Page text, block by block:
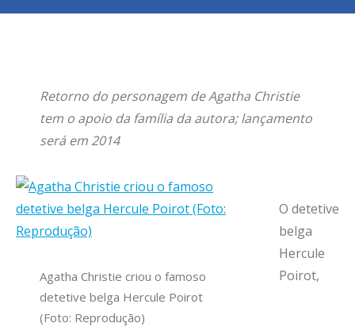
Você está aqui:
Retorno do personagem de Agatha Christie
tem o apoio da família da autora; lançamento
será em 2014
Agatha Christie criou o famoso
detetive belga Hercule Poirot
(Foto: Reprodução)
O detetive
belga
Hercule
Poirot,